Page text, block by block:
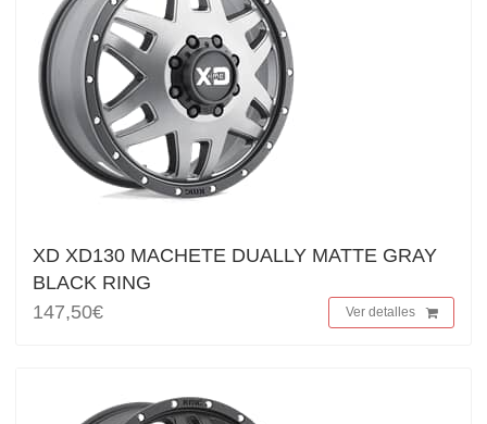
XD XD130 MACHETE DUALLY MATTE GRAY
BLACK RING
147,50€
Ver detalles